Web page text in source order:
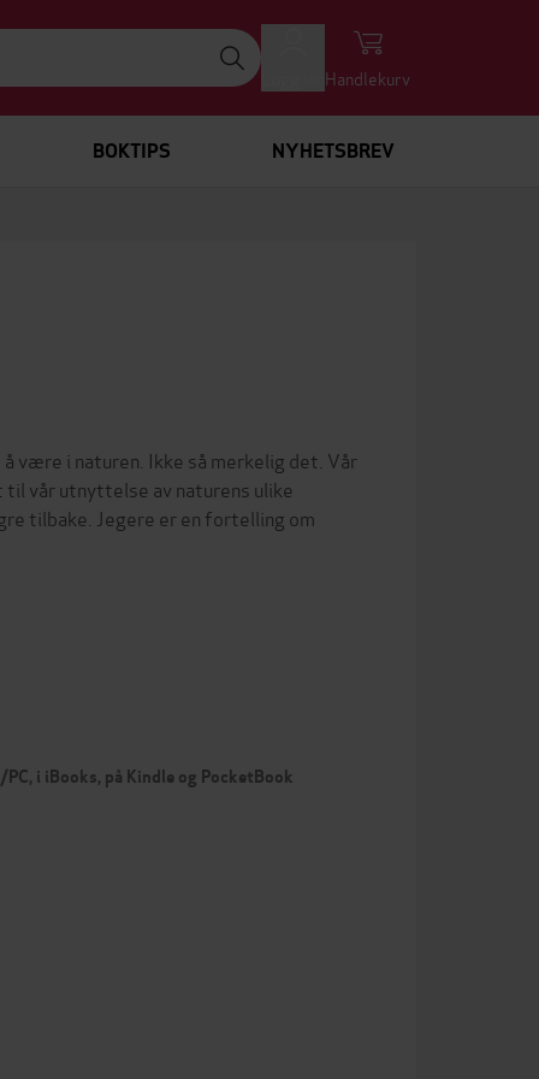
Handlekurv
BOKTIPS NYHETSBREV
være i naturen. Ikke så merkelig det. Vår
vår utnyttelse av naturens ulike
tilbake. Jegere er en fortelling om
i iBooks, på Kindle og PocketBook